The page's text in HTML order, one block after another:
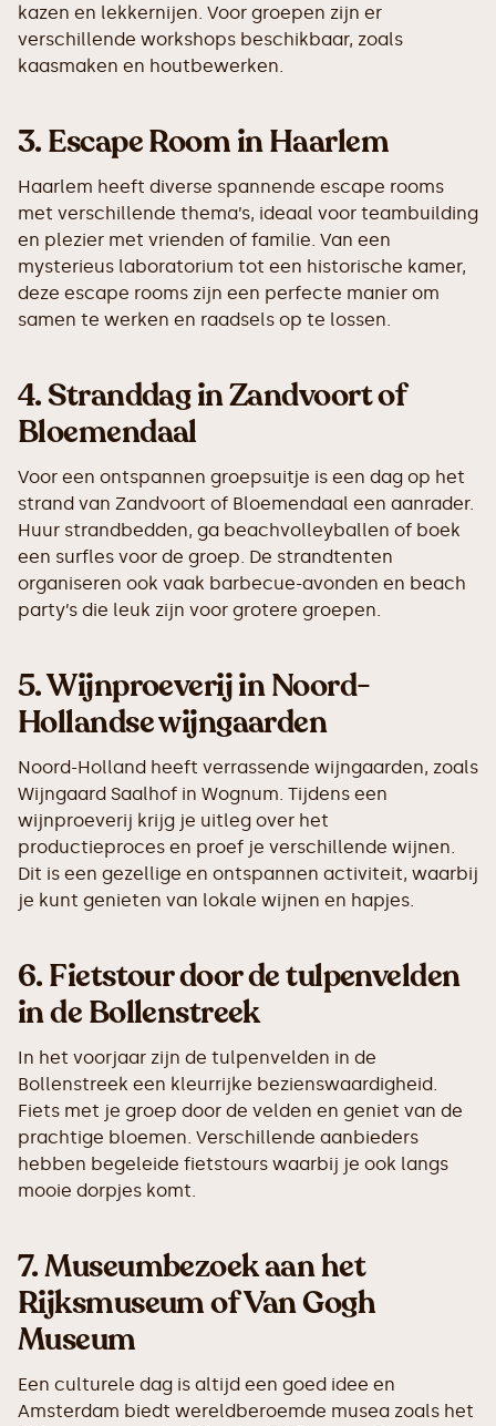
kazen en lekkernijen. Voor groepen zijn er
verschillende workshops beschikbaar, zoals
kaasmaken en houtbewerken.
3.Escape Room in Haarlem
Haarlem heeft diverse spannende escape rooms
met verschillende thema’s, ideaal voor teambuilding
en plezier met vrienden of familie. Van een
mysterieus laboratorium tot een historische kamer,
deze escape rooms zijn een perfecte manier om
samen te werken en raadsels op te lossen.
4.Stranddag in Zandvoort of
Bloemendaal
Voor een ontspannen groepsuitje is een dag op het
strand van Zandvoort of Bloemendaal een aanrader.
Huur strandbedden, ga beachvolleyballen of boek
een surfles voor de groep. De strandtenten
organiseren ook vaak barbecue-avonden en beach
party’s die leuk zijn voor grotere groepen.
5.Wijnproeverij in Noord-
Hollandse wijngaarden
Noord-Holland heeft verrassende wijngaarden, zoals
Wijngaard Saalhof in Wognum. Tijdens een
wijnproeverij krijg je uitleg over het
productieproces en proef je verschillende wijnen.
Dit is een gezellige en ontspannen activiteit, waarbij
je kunt genieten van lokale wijnen en hapjes.
6.Fietstour door de tulpenvelden
in de Bollenstreek
In het voorjaar zijn de tulpenvelden in de
Bollenstreek een kleurrijke bezienswaardigheid.
Fiets met je groep door de velden en geniet van de
prachtige bloemen. Verschillende aanbieders
hebben begeleide fietstours waarbij je ook langs
mooie dorpjes komt.
7.Museumbezoek aan het
Rijksmuseum of Van Gogh
Museum
Een culturele dag is altijd een goed idee en
Amsterdam biedt wereldberoemde musea zoals het